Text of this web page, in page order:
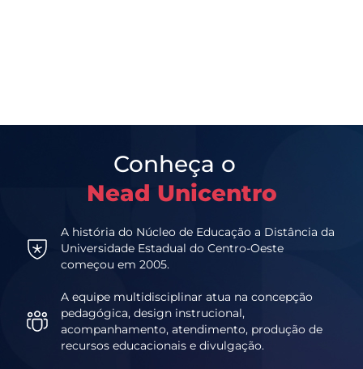
Conheça o
Nead Unicentro
A história do Núcleo de Educação a Distância da
Universidade Estadual do Centro-Oeste
começou em 2005.
A equipe multidisciplinar atua na concepção
pedagógica, design instrucional,
acompanhamento, atendimento, produção de
recursos educacionais e divulgação.